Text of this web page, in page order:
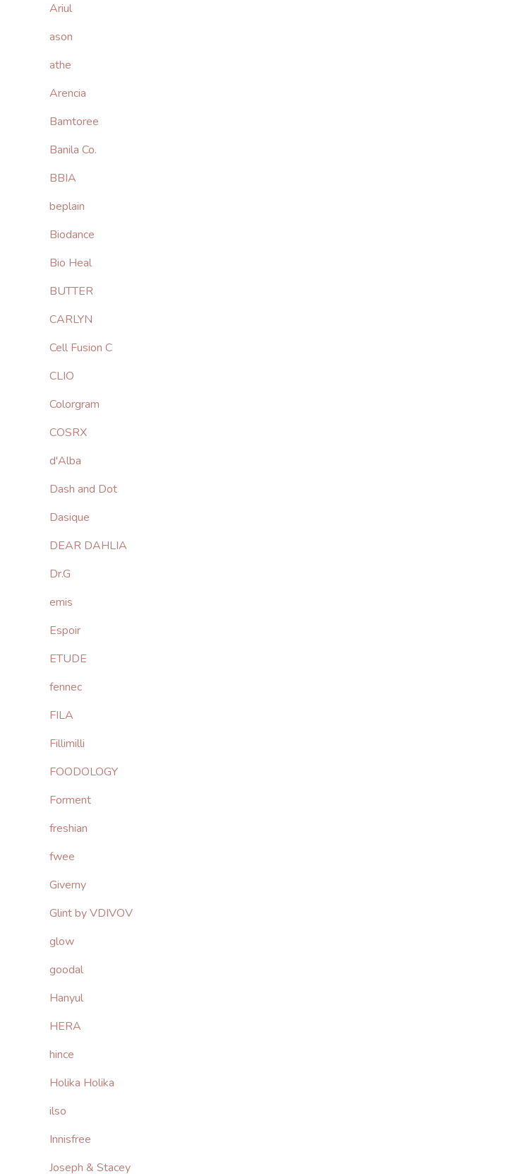
Ariul
ason
athe
Arencia
Bamtoree
Banila Co.
BBIA
beplain
Biodance
Bio Heal
BUTTER
CARLYN
Cell Fusion C
CLIO
Colorgram
COSRX
d'Alba
Dash and Dot
Dasique
DEAR DAHLIA
Dr.G
emis
Espoir
ETUDE
fennec
FILA
Fillimilli
FOODOLOGY
Forment
freshian
fwee
Giverny
Glint by VDIVOV
glow
goodal
Hanyul
HERA
hince
Holika Holika
ilso
Innisfree
Joseph & Stacey